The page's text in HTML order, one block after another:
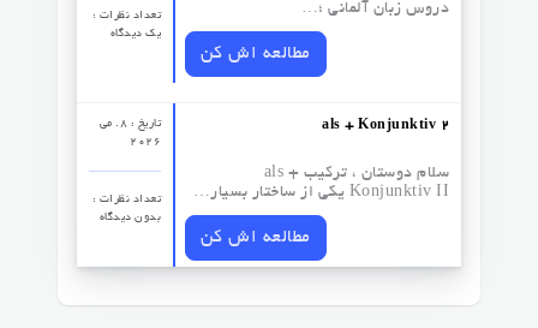
تعداد نظرات‌ :
یک دیدگاه
دروس زبان آلمانی ؛…
مطالعه اش کن
تاریخ : 8. می
2026
تعداد نظرات‌ :
بدون دیدگاه
als + Konjunktiv 2
سلام دوستان ، ترکیب als +
Konjunktiv II یکی از ساختار بسیار…
مطالعه اش کن